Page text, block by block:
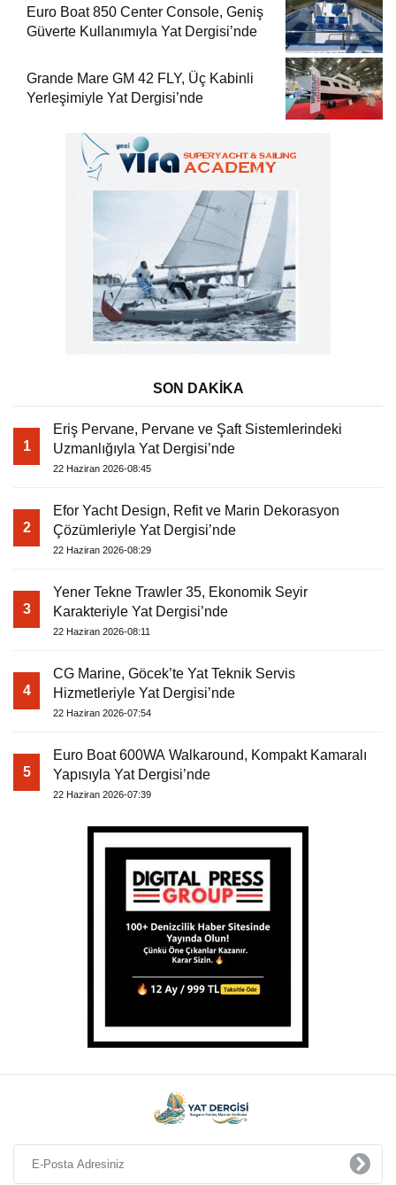
Euro Boat 850 Center Console, Geniş
Güverte Kullanımıyla Yat Dergisi’nde
Grande Mare GM 42 FLY, Üç Kabinli
Yerleşimiyle Yat Dergisi’nde
SON DAKİKA
1
Eriş Pervane, Pervane ve Şaft Sistemlerindeki
Uzmanlığıyla Yat Dergisi’nde
22 Haziran 2026-08:45
2
Efor Yacht Design, Refit ve Marin Dekorasyon
Çözümleriyle Yat Dergisi’nde
22 Haziran 2026-08:29
3
Yener Tekne Trawler 35, Ekonomik Seyir
Karakteriyle Yat Dergisi’nde
22 Haziran 2026-08:11
4
CG Marine, Göcek’te Yat Teknik Servis
Hizmetleriyle Yat Dergisi’nde
22 Haziran 2026-07:54
5
Euro Boat 600WA Walkaround, Kompakt Kamaralı
Yapısıyla Yat Dergisi’nde
22 Haziran 2026-07:39